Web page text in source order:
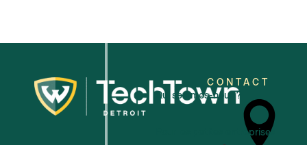
Qui sommes-nous ?
Pour les petites entreprises
CONTACT